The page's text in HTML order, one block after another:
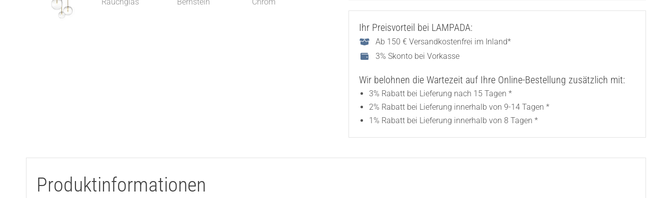
Ihr Preisvorteil bei LAMPADA:
Ab 150 € Versandkostenfrei im Inland*
3% Skonto bei Vorkasse
Wir belohnen die Wartezeit auf Ihre Online-Bestellung zusätzlich mit:
3% Rabatt bei Lieferung nach 15 Tagen *
2% Rabatt bei Lieferung innerhalb von 9-14 Tagen *
1% Rabatt bei Lieferung innerhalb von 8 Tagen *
Produktinformationen